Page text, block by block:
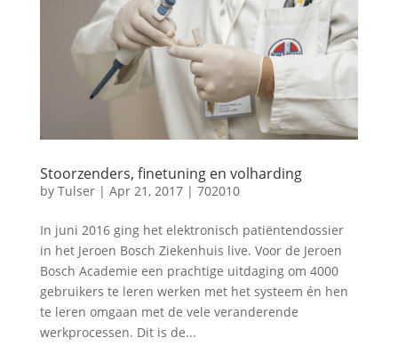
Stoorzenders, finetuning en volharding
by Tulser| Apr 21, 2017| 702010
In juni 2016 ging het elektronisch patiëntendossier
in het Jeroen Bosch Ziekenhuis live. Voor de Jeroen
Bosch Academie een prachtige uitdaging om 4000
gebruikers te leren werken met het systeem én hen
te leren omgaan met de vele veranderende
werkprocessen. Dit is de...